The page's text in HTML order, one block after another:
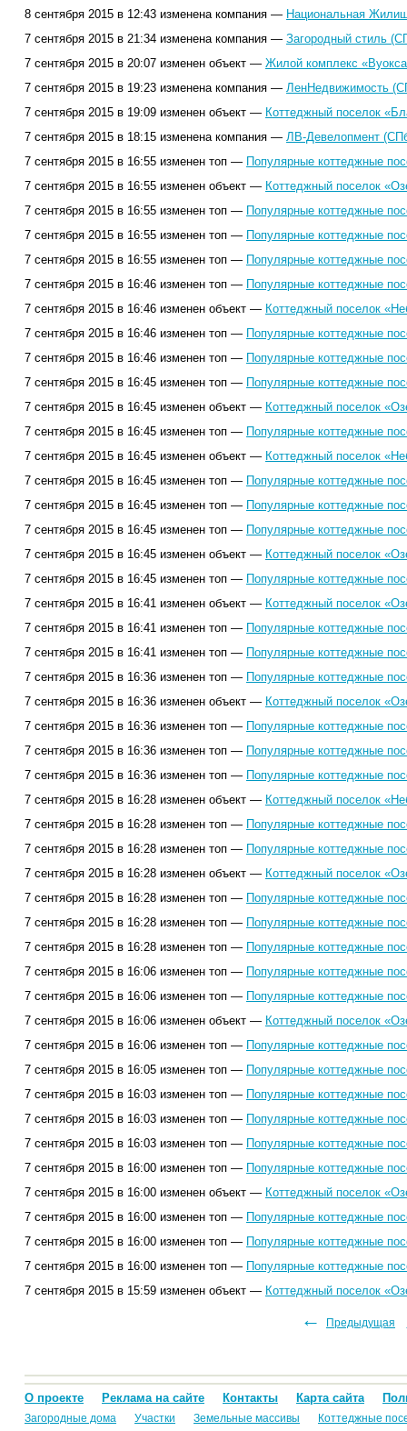
8 сентября 2015 в 12:43 изменена компания — Национальная
7 сентября 2015 в 21:34 изменена компания — Загородный стиль
7 сентября 2015 в 20:07 изменен объект — Жилой комплекс
7 сентября 2015 в 19:23 изменена компания — ЛенНедвижимость
7 сентября 2015 в 19:09 изменен объект — Коттеджный поселок
7 сентября 2015 в 18:15 изменена компания — ЛВ-Девелопмент
7 сентября 2015 в 16:55 изменен топ — Популярные коттеджные
7 сентября 2015 в 16:55 изменен объект — Коттеджный поселок
7 сентября 2015 в 16:55 изменен топ — Популярные коттеджные
7 сентября 2015 в 16:55 изменен топ — Популярные коттеджные
7 сентября 2015 в 16:55 изменен топ — Популярные коттеджные
7 сентября 2015 в 16:46 изменен топ — Популярные коттеджные
7 сентября 2015 в 16:46 изменен объект — Коттеджный поселок
7 сентября 2015 в 16:46 изменен топ — Популярные коттеджные
7 сентября 2015 в 16:46 изменен топ — Популярные коттеджные
7 сентября 2015 в 16:45 изменен топ — Популярные коттеджные
7 сентября 2015 в 16:45 изменен объект — Коттеджный поселок
7 сентября 2015 в 16:45 изменен топ — Популярные коттеджные
7 сентября 2015 в 16:45 изменен объект — Коттеджный поселок
7 сентября 2015 в 16:45 изменен топ — Популярные коттеджные
7 сентября 2015 в 16:45 изменен топ — Популярные коттеджные
7 сентября 2015 в 16:45 изменен топ — Популярные коттеджные
7 сентября 2015 в 16:45 изменен объект — Коттеджный поселок
7 сентября 2015 в 16:45 изменен топ — Популярные коттеджные
7 сентября 2015 в 16:41 изменен объект — Коттеджный поселок
7 сентября 2015 в 16:41 изменен топ — Популярные коттеджные
7 сентября 2015 в 16:41 изменен топ — Популярные коттеджные
7 сентября 2015 в 16:36 изменен топ — Популярные коттеджные
7 сентября 2015 в 16:36 изменен объект — Коттеджный поселок
7 сентября 2015 в 16:36 изменен топ — Популярные коттеджные
7 сентября 2015 в 16:36 изменен топ — Популярные коттеджные
7 сентября 2015 в 16:36 изменен топ — Популярные коттеджные
7 сентября 2015 в 16:28 изменен объект — Коттеджный поселок
7 сентября 2015 в 16:28 изменен топ — Популярные коттеджные
7 сентября 2015 в 16:28 изменен топ — Популярные коттеджные
7 сентября 2015 в 16:28 изменен объект — Коттеджный поселок
7 сентября 2015 в 16:28 изменен топ — Популярные коттеджные
7 сентября 2015 в 16:28 изменен топ — Популярные коттеджные
7 сентября 2015 в 16:28 изменен топ — Популярные коттеджные
7 сентября 2015 в 16:06 изменен топ — Популярные коттеджные
7 сентября 2015 в 16:06 изменен топ — Популярные коттеджные
7 сентября 2015 в 16:06 изменен объект — Коттеджный поселок
7 сентября 2015 в 16:06 изменен топ — Популярные коттеджные
7 сентября 2015 в 16:05 изменен топ — Популярные коттеджные
7 сентября 2015 в 16:03 изменен топ — Популярные коттеджные
7 сентября 2015 в 16:03 изменен топ — Популярные коттеджные
7 сентября 2015 в 16:03 изменен топ — Популярные коттеджные
7 сентября 2015 в 16:00 изменен топ — Популярные коттеджные
7 сентября 2015 в 16:00 изменен объект — Коттеджный поселок
7 сентября 2015 в 16:00 изменен топ — Популярные коттеджные
7 сентября 2015 в 16:00 изменен топ — Популярные коттеджные
7 сентября 2015 в 16:00 изменен топ — Популярные коттеджные
7 сентября 2015 в 15:59 изменен объект — Коттеджный поселок
← Предыдущая
60 61 62 63 64
О проекте Реклама на сайте Контакты Карта сайта
Загородные дома Участки Земельные массивы Коттеджные